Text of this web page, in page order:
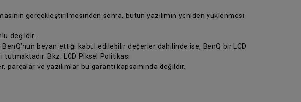
gerçekleştirilmesinden sonra, bütün yazılımın yeniden yüklenmesi
değildir.
beyan ettiği kabul edilebilir değerler dahilinde ise, BenQ bir LCD
Bkz. LCD Piksel Politikası
parçalar ve yazılımlar bu garanti kapsamında değildir.